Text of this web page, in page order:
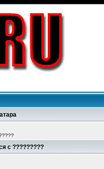
с ?????????